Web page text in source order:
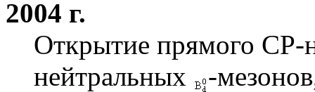
2004 г.
Открытие прямого CP-
нейтральных
-